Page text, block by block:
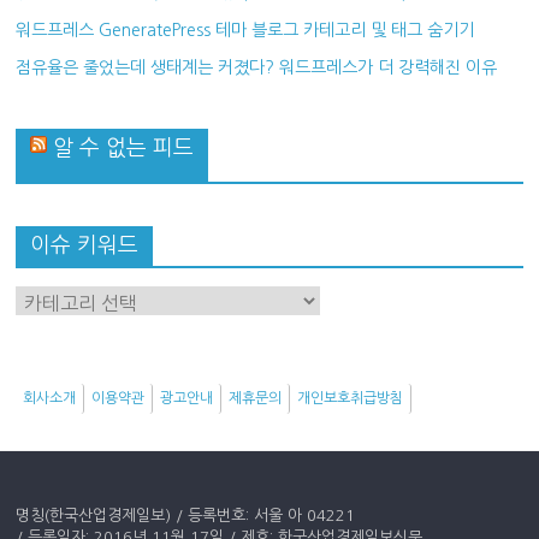
워드프레스 GeneratePress 테마 블로그 카테고리 및 태그 숨기기
점유율은 줄었는데 생태계는 커졌다? 워드프레스가 더 강력해진 이유
알 수 없는 피드
이슈 키워드
이
드
회사소개 이용약관 광고안내 제휴문의 개인보호취급방침
명칭(한국산업경제일보) / 등록번호: 서울 아 04221